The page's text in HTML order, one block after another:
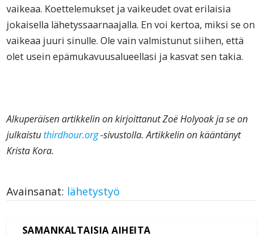
vaikeaa. Koettelemukset ja vaikeudet ovat erilaisia
jokaisella lähetyssaarnaajalla. En voi kertoa, miksi se on
vaikeaa juuri sinulle. Ole vain valmistunut siihen, että
olet usein epämukavuusalueellasi ja kasvat sen takia.
Alkuperäisen artikkelin on kirjoittanut Zoë Holyoak ja se on
julkaistuthirdhour.org-sivustolla. Artikkelin on kääntänyt
Krista Kora.
Avainsanat: lähetystyö